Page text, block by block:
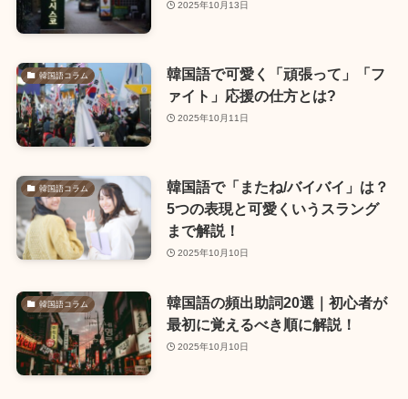
2025年10月13日
韓国語コラム
韓国語で可愛く「頑張って」「フ
ァイト」応援の仕方とは?
2025年10月11日
韓国語コラム
韓国語で「またね/バイバイ」は？
5つの表現と可愛くいうスラング
まで解説！
2025年10月10日
韓国語コラム
韓国語の頻出助詞20選｜初心者が
最初に覚えるべき順に解説！
2025年10月10日